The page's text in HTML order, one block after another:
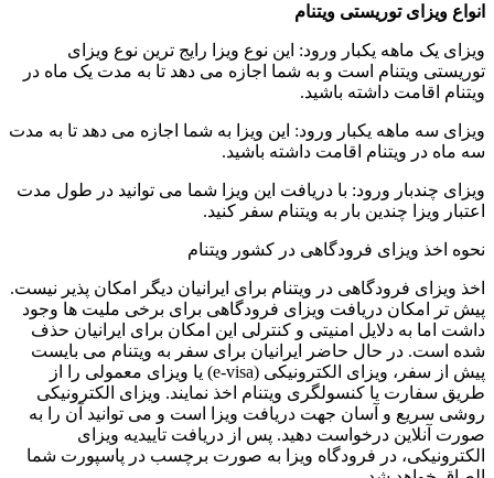
انواع ویزای توریستی ویتنام
ویزای یک ماهه یکبار ورود: این نوع ویزا رایج ‌ترین نوع ویزای
توریستی ویتنام است و به شما اجازه می ‌دهد تا به مدت یک ماه در
ویتنام اقامت داشته باشید.
ویزای سه ماهه یکبار ورود: این ویزا به شما اجازه می ‌دهد تا به مدت
سه ماه در ویتنام اقامت داشته باشید.
ویزای چندبار ورود: با دریافت این ویزا شما می توانید در طول مدت
اعتبار ویزا چندین بار به ویتنام سفر کنید.
نحوه اخذ ویزای فرودگاهی در کشور ویتنام
اخذ ویزای فرودگاهی در ویتنام برای ایرانیان دیگر امکان ‌پذیر نیست.
پیش‌ تر امکان دریافت ویزای فرودگاهی برای برخی ملیت ‌ها وجود
داشت اما به دلایل امنیتی و کنترلی این امکان برای ایرانیان حذف
شده است. در حال حاضر ایرانیان برای سفر به ویتنام می بایست
پیش از سفر، ویزای الکترونیکی (e-visa) یا ویزای معمولی را از
طریق سفارت یا کنسولگری ویتنام اخذ نمایند. ویزای الکترونیکی
روشی سریع و آسان جهت دریافت ویزا است و می‌ توانید آن را به
صورت آنلاین درخواست دهید. پس از دریافت تاییدیه ویزای
الکترونیکی، در فرودگاه ویزا به صورت برچسب در پاسپورت شما